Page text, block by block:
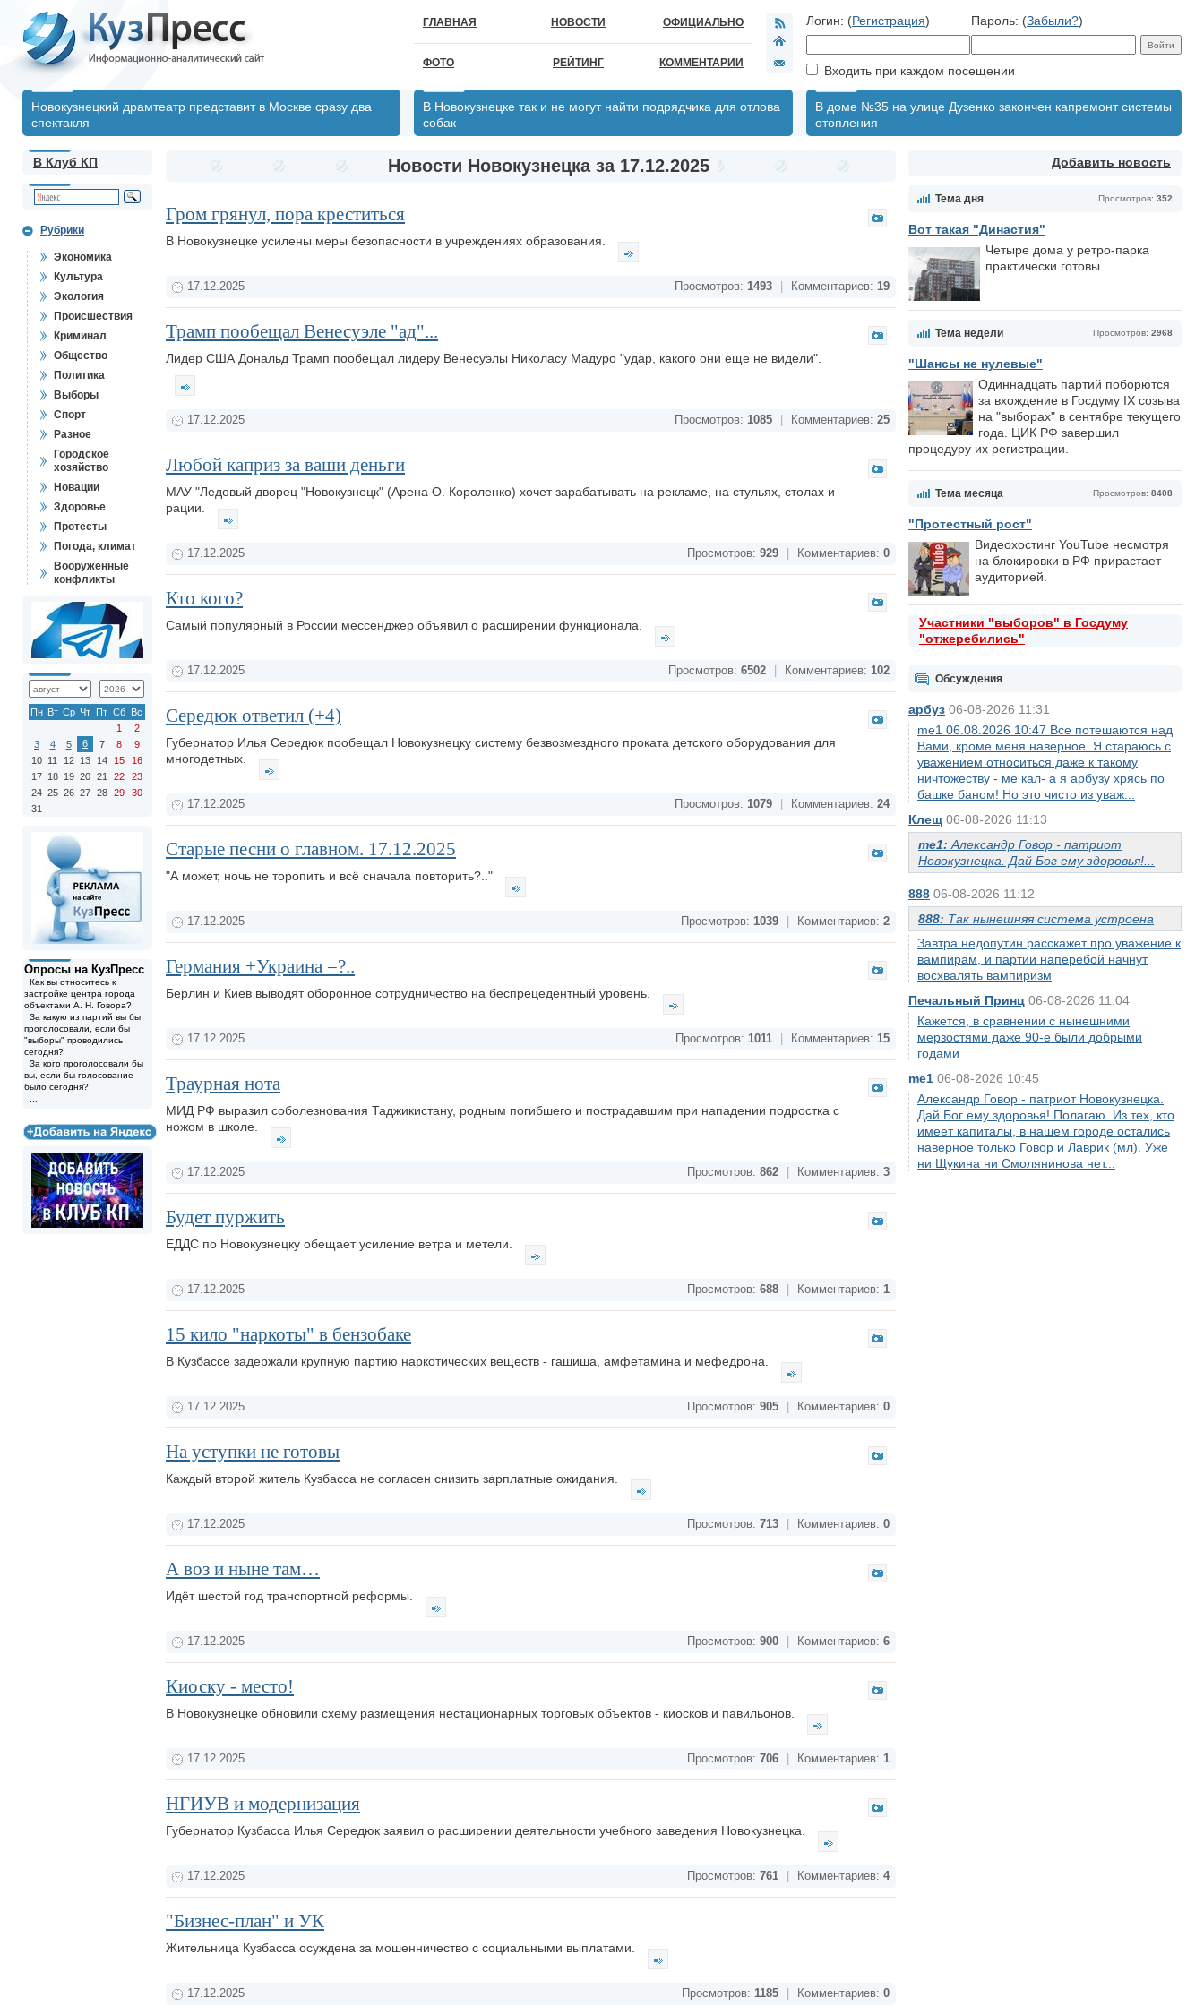
ГЛАВНАЯ НОВОСТИ ОФИЦИАЛЬНО
ФОТО РЕЙТИНГ КОММЕНТАРИИ
Логин: (Регистрация) Пароль: (Забыли?)
Входить при каждом посещении
Новокузнецкий драмтеатр представит в Москве сразу два
спектакля
В Новокузнецке так и не могут найти подрядчика для отлова
собак
В доме №35 на улице Дузенко закончен капремонт системы
отопления
Добавить новость
Просмотров: 352
Тема дня
Вот такая "Династия"
Четыре дома у ретро-парка
практически готовы.
Просмотров: 2968
Тема недели
"Шансы не нулевые"
Одиннадцать партий поборются
за вхождение в Госдуму IX созыва
на "выборах" в сентябре текущего
года. ЦИК РФ завершил
процедуру их регистрации.
Просмотров: 8408
Тема месяца
"Протестный рост"
Видеохостинг YouTube несмотря
на блокировки в РФ прирастает
аудиторией.
Участники "выборов" в Госдуму
"отжеребились"
Обсуждения
арбуз 06-08-2026 11:31
me1 06.08.2026 10:47 Все потешаются над
Вами, кроме меня наверное. Я стараюсь с
уважением относиться даже к такому
ничтожеству - ме кал- а я арбузу хрясь по
башке баном! Но это чисто из уваж...
Клещ 06-08-2026 11:13
me1: Александр Говор - патриот
Новокузнецка. Дай Бог ему здоровья!...
888 06-08-2026 11:12
888: Так нынешняя система устроена
Завтра недопутин расскажет про уважение к
вампирам, и партии наперебой начнут
восхвалять вампиризм
Печальный Принц 06-08-2026 11:04
Кажется, в сравнении с нынешними
мерзостями даже 90-е были добрыми
годами
me1 06-08-2026 10:45
Александр Говор - патриот Новокузнецка.
Дай Бог ему здоровья! Полагаю. Из тех, кто
имеет капиталы, в нашем городе остались
наверное только Говор и Лаврик (мл). Уже
ни Щукина ни Смолянинова нет...
В Клуб КП
Рубрики
Экономика
Культура
Экология
Происшествия
Криминал
Общество
Политика
Выборы
Спорт
Разное
Городское
хозяйство
Новации
Здоровье
Протесты
Погода, климат
Вооружённые
конфликты
Пн Вт Ср Чт Пт Сб Вс
1
2
3
4 5 6 7 8
9
10 11 12 13 14 15
16
17 18 19 20 21 22
23
24 25 26 27 28 29
30
31
Опросы на КузПресс
Как вы относитесь к
застройке центра города
объектами А. Н. Говора?
За какую из партий вы бы
проголосовали, если бы
"выборы" проводились
сегодня?
За кого проголосовали бы
вы, если бы голосование
было сегодня?
Новости Новокузнецка за 17.12.2025
Гром грянул, пора креститься
В Новокузнецке усилены меры безопасности в учреждениях образования.
17.12.2025 Просмотров: 1493 Комментариев: 19
Трамп пообещал Венесуэле "ад"...
Лидер США Дональд Трамп пообещал лидеру Венесуэлы Николасу Мадуро "удар, какого они еще не видели".
17.12.2025 Просмотров: 1085 Комментариев: 25
Любой каприз за ваши деньги
МАУ "Ледовый дворец "Новокузнецк" (Арена О. Короленко) хочет зарабатывать на рекламе, на стульях, столах и
рации.
17.12.2025 Просмотров: 929 Комментариев: 0
Кто кого?
Самый популярный в России мессенджер объявил о расширении функционала.
17.12.2025 Просмотров: 6502 Комментариев: 102
Середюк ответил (+4)
Губернатор Илья Середюк пообещал Новокузнецку систему безвозмездного проката детского оборудования для
многодетных.
17.12.2025 Просмотров: 1079 Комментариев: 24
Старые песни о главном. 17.12.2025
"А может, ночь не торопить и всё сначала повторить?.."
17.12.2025 Просмотров: 1039 Комментариев: 2
Германия +Украина =?..
Берлин и Киев выводят оборонное сотрудничество на беспрецедентный уровень.
17.12.2025 Просмотров: 1011 Комментариев: 15
Траурная нота
МИД РФ выразил соболезнования Таджикистану, родным погибшего и пострадавшим при нападении подростка с
ножом в школе.
17.12.2025 Просмотров: 862 Комментариев: 3
Будет пуржить
ЕДДС по Новокузнецку обещает усиление ветра и метели.
17.12.2025 Просмотров: 688 Комментариев: 1
15 кило "наркоты" в бензобаке
В Кузбассе задержали крупную партию наркотических веществ - гашиша, амфетамина и мефедрона.
17.12.2025 Просмотров: 905 Комментариев: 0
На уступки не готовы
Каждый второй житель Кузбасса не согласен снизить зарплатные ожидания.
17.12.2025 Просмотров: 713 Комментариев: 0
А воз и ныне там…
Идёт шестой год транспортной реформы.
17.12.2025 Просмотров: 900 Комментариев: 6
Киоску - место!
В Новокузнецке обновили схему размещения нестационарных торговых объектов - киосков и павильонов.
17.12.2025 Просмотров: 706 Комментариев: 1
НГИУВ и модернизация
Губернатор Кузбасса Илья Середюк заявил о расширении деятельности учебного заведения Новокузнецка.
17.12.2025 Просмотров: 761 Комментариев: 4
"Бизнес-план" и УК
Жительница Кузбасса осуждена за мошенничество с социальными выплатами.
17.12.2025 Просмотров: 1185 Комментариев: 0